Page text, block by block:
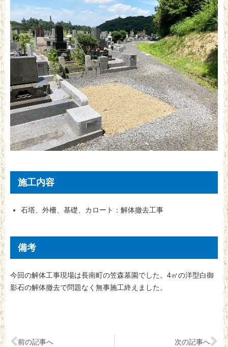
施工内容
石塔、外柵、基礎、カロート：解体撤去工事
備考
今回の解体工事現場は長南町の笠森墓園でした。4㎡の洋型白御
影石の解体撤去で問題なく無事施工終えました。
前の記事へ 次の記事へ